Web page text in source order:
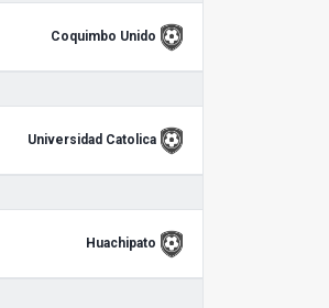
Coquimbo Unido
Universidad Catolica
Huachipato